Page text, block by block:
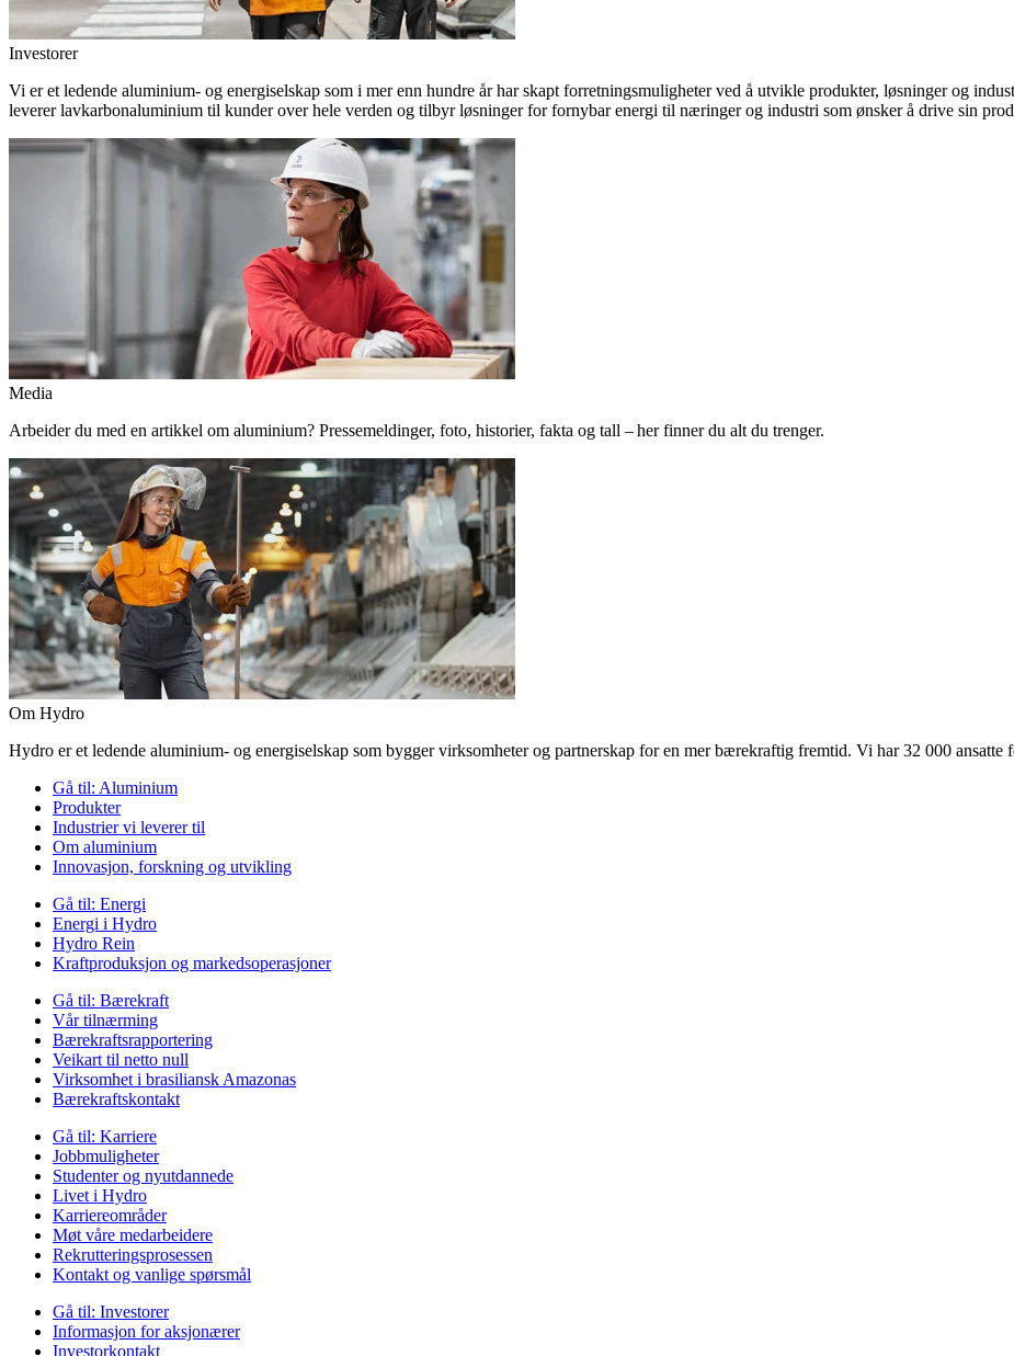
Investorer
Vi er et ledende aluminium- og energiselskap som i mer enn hundre år har skapt forretningsmuligheter ved å utvikle produkter, løsninger og
leverer lavkarbonaluminium til kunder over hele verden og tilbyr løsninger for fornybar energi til næringer og industri som ønsker å drive sin
Media
Arbeider du med en artikkel om aluminium? Pressemeldinger, foto, historier, fakta og tall – her finner du alt du trenger.
Om Hydro
Hydro er et ledende aluminium- og energiselskap som bygger virksomheter og partnerskap for en mer bærekraftig fremtid. Vi har 32 000 ansatte
Gå til: Aluminium
Produkter
Industrier vi leverer til
Om aluminium
Innovasjon, forskning og utvikling
Gå til: Energi
Energi i Hydro
Hydro Rein
Kraftproduksjon og markedsoperasjoner
Gå til: Bærekraft
Vår tilnærming
Bærekraftsrapportering
Veikart til netto null
Virksomhet i brasiliansk Amazonas
Bærekraftskontakt
Gå til: Karriere
Jobbmuligheter
Studenter og nyutdannede
Livet i Hydro
Karriereområder
Møt våre medarbeidere
Rekrutteringsprosessen
Kontakt og vanlige spørsmål
Gå til: Investorer
Informasjon for aksjonærer
Investorkontakt